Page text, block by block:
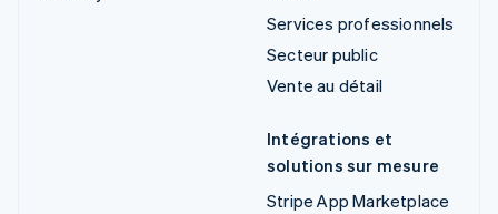
Services professionnels
Secteur public
Vente au détail
Intégrations et
solutions sur mesure
Stripe App Marketplace